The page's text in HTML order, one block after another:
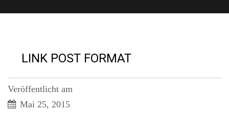
LINK POST FORMAT
Veröffentlicht am
Mai 25, 2015